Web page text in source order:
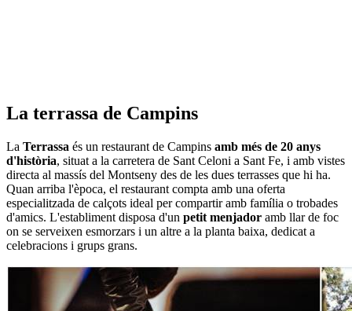
La terrassa de Campins
La Terrassa és un restaurant de Campins amb més de 20 anys
d'història, situat a la carretera de Sant Celoni a Sant Fe, i amb vistes
directa al massís del Montseny des de les dues terrasses que hi ha.
Quan arriba l'època, el restaurant compta amb una oferta
especialitzada de calçots ideal per compartir amb família o trobades
d'amics. L'establiment disposa d'un petit menjador amb llar de foc
on se serveixen esmorzars i un altre a la planta baixa, dedicat a
celebracions i grups grans.